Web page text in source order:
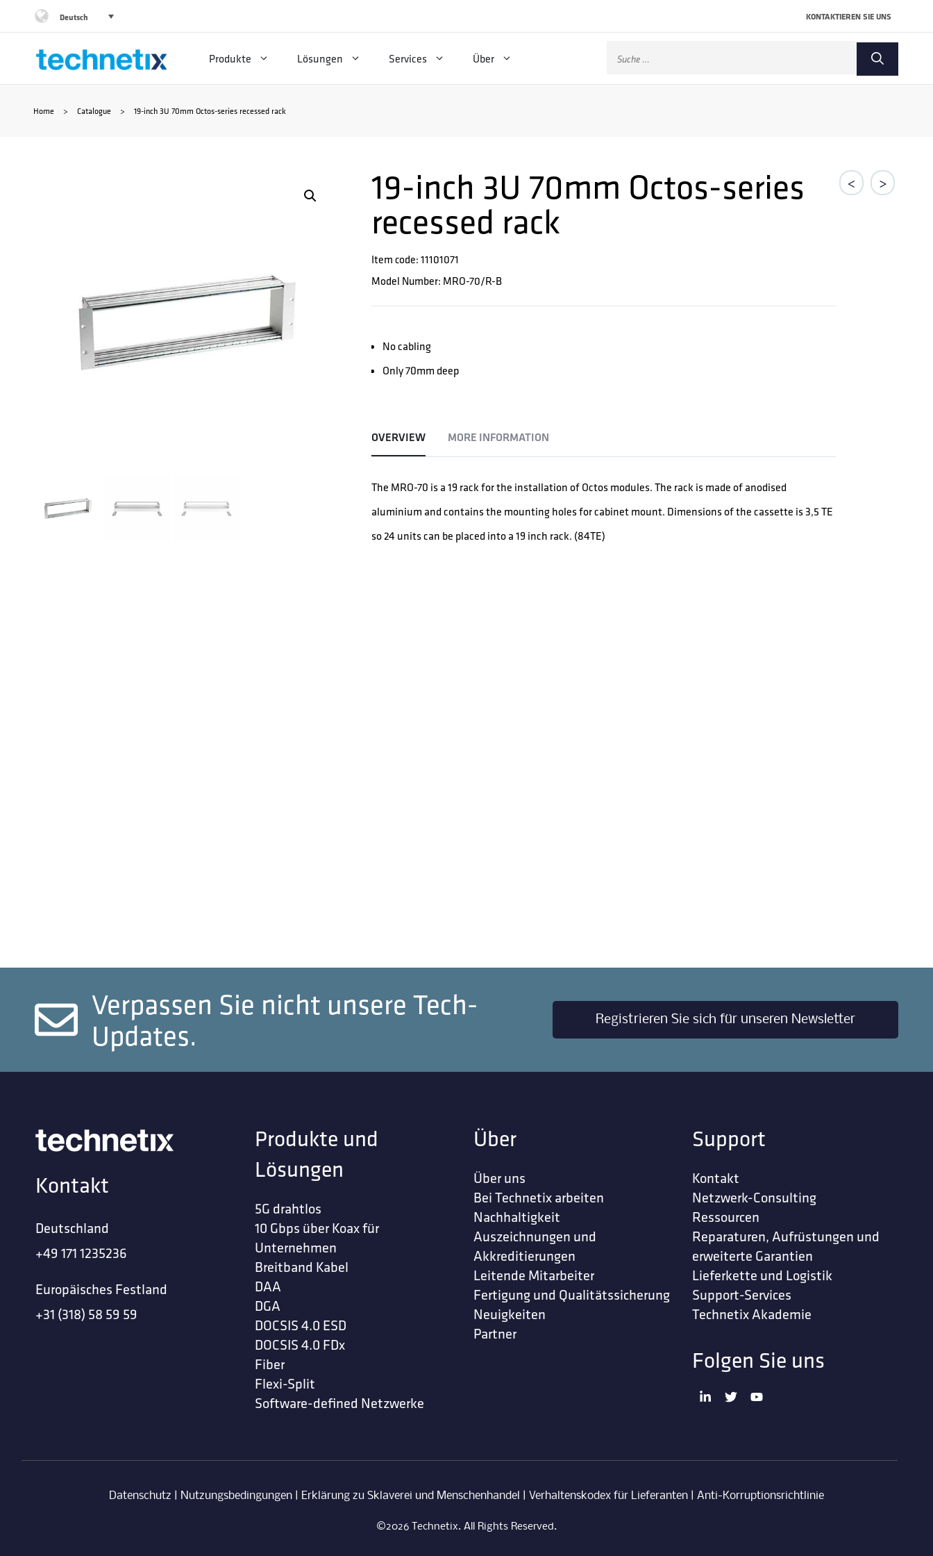
Deutsch KONTAKTIEREN SIE UNS
Produkte Lösungen Services Über
Suche
Home > Catalogue > 19-inch 3U 70mm Octos-series recessed rack
< >
19-inch 3U 70mm Octos-series
recessed rack
Item code: 11101071
Model Number: MRO-70/R-B
No cabling
Only 70mm deep
OVERVIEW MORE INFORMATION
The MRO-70 is a 19 rack for the installation of Octos modules. The rack is made of anodised
aluminium and contains the mounting holes for cabinet mount. Dimensions of the cassette is 3,5 TE
so 24 units can be placed into a 19 inch rack. (84TE)
Verpassen Sie nicht unsere Tech-
Updates.
Registrieren Sie sich für unseren Newsletter
Kontakt
Deutschland
+49 171 1235236
Europäisches Festland
+31 (318) 58 59 59
Produkte und
Lösungen
5G drahtlos
10 Gbps über Koax für
Unternehmen
Breitband Kabel
DAA
DGA
DOCSIS 4.0 ESD
DOCSIS 4.0 FDx
Fiber
Flexi-Split
Software-defined Netzwerke
Über
Über uns
Bei Technetix arbeiten
Nachhaltigkeit
Auszeichnungen und
Akkreditierungen
Leitende Mitarbeiter
Fertigung und Qualitätssicherung
Neuigkeiten
Partner
Support
Kontakt
Netzwerk-Consulting
Ressourcen
Reparaturen, Aufrüstungen und
erweiterte Garantien
Lieferkette und Logistik
Support-Services
Technetix Akademie
Folgen Sie uns
Datenschutz Nutzungsbedingungen Erklärung zu Sklaverei und Menschenhandel Verhaltenskodex für Lieferanten Anti-Korruptionsrichtlinie
©2026 Technetix. All Rights Reserved.